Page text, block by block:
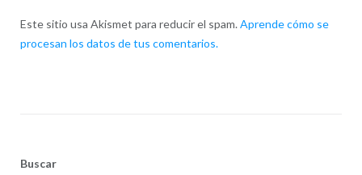
Este sitio usa Akismet para reducir el spam. Aprende cómo se
procesan los datos de tus comentarios.
Buscar